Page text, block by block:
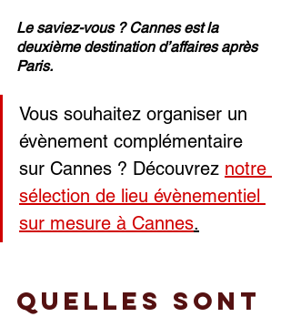
Le saviez-vous ? Cannes est la
deuxième destination d’affaires après
Paris.
Vous souhaitez organiser un
évènement complémentaire
sur Cannes ? Découvrez notre
sélection de lieu évènementiel
sur mesure à Cannes.
Quelles sont